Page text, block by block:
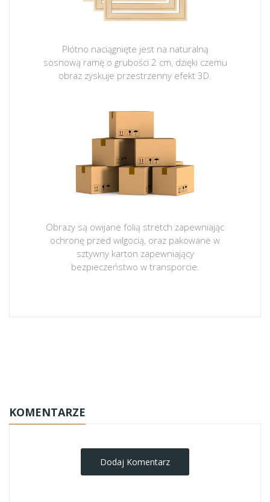
Płótno naciągnięte jest na naturalną
sosnową ramę o grubości 2 cm, dzięki czemu
obraz zyskuje przestrzenny efekt 3D.
Obrazy są owijane folią stretch zapewniając
ochronę przed wilgocią, oraz pakowane w
sztywny karton zapewniający
bezpieczeństwo w transporcie.
KOMENTARZE
Dodaj Komentarz